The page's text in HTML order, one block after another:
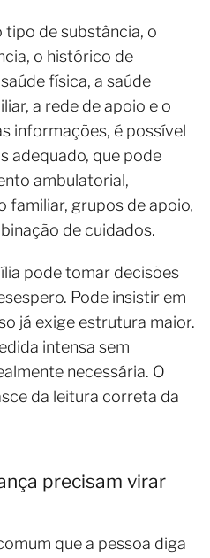
tipo de substância, o
o histórico de
física, a saúde
a rede de apoio e o
informações, é possível
adequado, que pode
ambulatorial,
familiar, grupos de apoio,
de cuidados.
pode tomar decisões
Pode insistir em
já exige estrutura maior.
intensa sem
necessária. O
da leitura correta da
precisam virar
que a pessoa diga